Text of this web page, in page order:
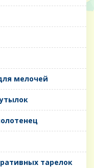
мелочей
тарелок